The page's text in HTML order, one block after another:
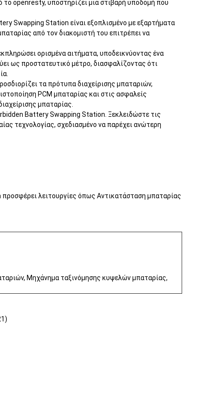
openresty, υποστηρίζει μια στιβαρή υποδομή που
Swapping Station είναι εξοπλισμένο με εξαρτήματα
από τον διακομιστή του επιτρέπει να
ορισμένα αιτήματα, υποδεικνύοντας ένα
ως προστατευτικό μέτρο, διασφαλίζοντας ότι
τα πρότυπα διαχείρισης μπαταριών,
PCM μπαταρίας και στις ασφαλείς
μπαταρίας.
Battery Swapping Station. Ξεκλειδώστε τις
τεχνολογίας, σχεδιασμένο να παρέχει ανώτερη
λειτουργίες όπως Αντικατάσταση μπαταρίας
Μηχάνημα ταξινόμησης κυψελών μπαταρίας,